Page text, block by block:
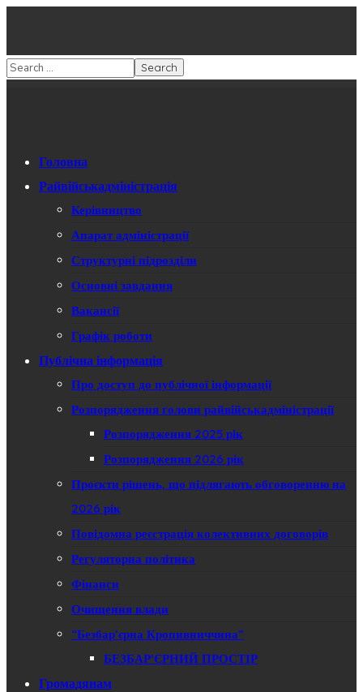
Головна
Райвійськадміністрація
Керівництво
Апарат адміністрації
Структурні підрозділи
Основні завдання
Вакансії
Графік роботи
Публічна інформація
Про доступ до публічної інформації
Розпорядження голови райвійськадміністрації
Розпорядження 2025 рік
Розпорядження 2026 рік
Проєкти рішень, що підлягають обговоренню на
2026 рік
Повідомна реєстрація колективних договорів
Регуляторна політика
Фінанси
Очищення влади
“Безбар’єрна Кропивниччина”
БЕЗБАР’ЄРНИЙ ПРОСТІР
Громадянам